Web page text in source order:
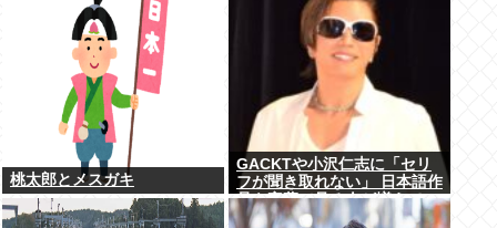
桃太郎とメスガキ
GACKTや小沢仁志に「セリ
フが聞き取れない」 日本語作
品を字幕で見る人が増えてい
る背景